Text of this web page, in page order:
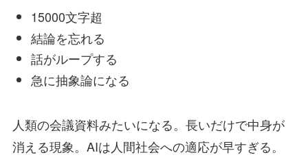
15000文字超
結論を忘れる
話がループする
急に抽象論になる
人類の会議資料みたいになる。長いだけで中身が
消える現象。AIは人間社会への適応が早すぎる。